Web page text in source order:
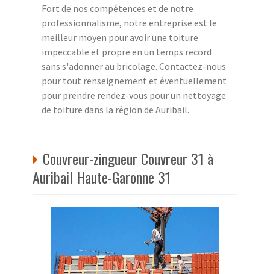
Fort de nos compétences et de notre
professionnalisme, notre entreprise est le
meilleur moyen pour avoir une toiture
impeccable et propre en un temps record
sans s'adonner au bricolage. Contactez-nous
pour tout renseignement et éventuellement
pour prendre rendez-vous pour un nettoyage
de toiture dans la région de Auribail.
Couvreur-zingueur Couvreur 31 à
Auribail Haute-Garonne 31